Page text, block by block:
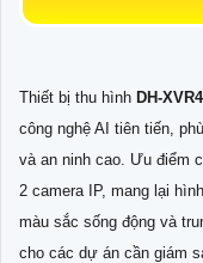
Thiết bị thu hình DH-
công nghệ AI tiên tiến,
và an ninh cao. Ưu điểm
2 camera IP, mang lại
màu sắc sống động và
cho các dự án cần giám